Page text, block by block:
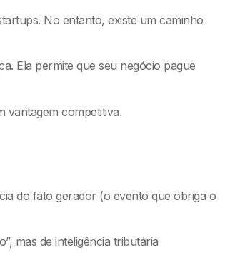
No entanto, existe um caminho
Ela permite que seu negócio pague
vantagem competitiva.
do fato gerador (o evento que obriga o
mas de inteligência tributária